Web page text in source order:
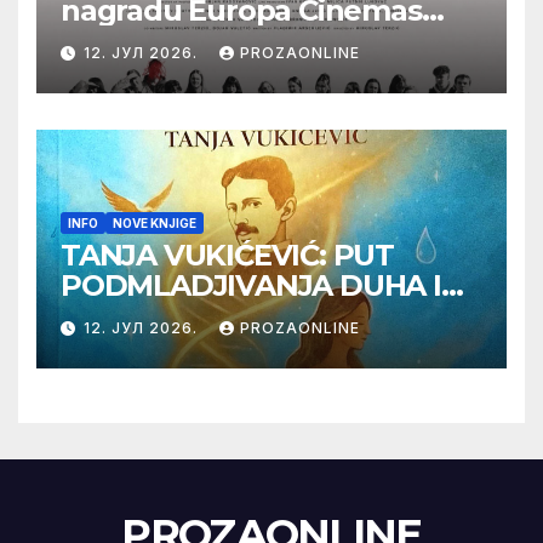
nagradu Europa Cinemas
Label na Filmskom festivalu
u Karlovim Varima
12. ЈУЛ 2026. PROZAONLINE
INFO NOVE KNJIGE
TANJA VUKIĆEVIĆ: PUT
PODMLADJIVANJA DUHA I
TELA SA TESLOM
12. ЈУЛ 2026. PROZAONLINE